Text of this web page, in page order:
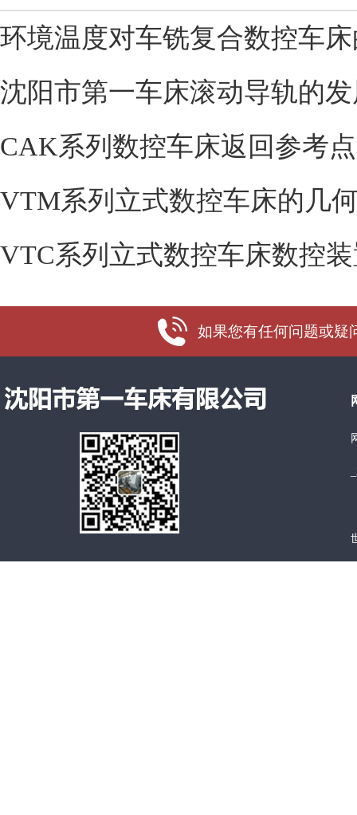
环境温度对车铣复合数控车
沈阳市第一车床滚动导轨的
CAK系列数控车床返回参考
VTM系列立式数控车床的几
VTC系列立式数控车床数控
如果您有任何问题或疑